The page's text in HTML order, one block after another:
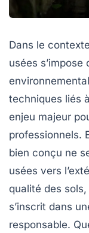
Dans le
usées
techniques liés
enjeu majeur
professionnels.
bien conçu ne
usées vers
qualité des
s’inscrit dans
responsable.